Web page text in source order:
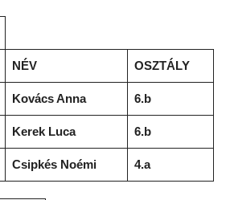
NÉV OSZTÁLY
Kovács Anna 6.b
Kerek Luca 6.b
Csipkés Noémi 4.a